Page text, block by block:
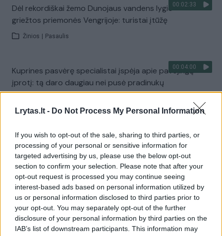
Lrytas.lt - Do Not Process My Personal Information
If you wish to opt-out of the sale, sharing to third parties, or
processing of your personal or sensitive information for
targeted advertising by us, please use the below opt-out
section to confirm your selection. Please note that after your
opt-out request is processed you may continue seeing
interest-based ads based on personal information utilized by
us or personal information disclosed to third parties prior to
your opt-out. You may separately opt-out of the further
disclosure of your personal information by third parties on the
IAB’s list of downstream participants. This information may
00:02:33
Dėl rekordiškai žemo Dunojaus vandens lygio –
griežtos priemonės Vengrijoje: turistai įtūžę
Žinios Pasaulis
00:04:00
Kuprines pasvėrę specialistai įspėja apie pavojingą
įprotį: tą daro daugiau nei pusė pradinukų
Visi įrašai
Žiūrimiausi įrašai
00:00:30
Vaizdai iš tragiškos avarijos Vilniaus r.: dviejų moterų ir
vaiko gyvybių išgelbėti nepavyko